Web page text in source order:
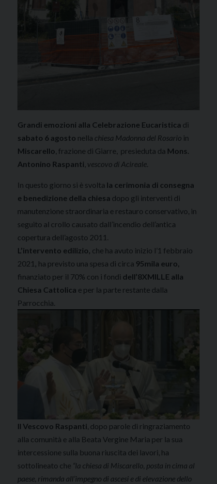
Grandi emozioni alla Celebrazione Eucaristica di
sabato 6 agosto nella chiesa Madonna del Rosario in
Miscarello , frazione di Giarre, presieduta da Mons.
Antonino Raspanti vescovo di Acireale
In questo giorno si è svolta la cerimonia di consegna
e benedizione della chiesa dopo gli interventi di
manutenzione straordinaria e restauro conservativo, in
seguito al crollo causato dall’incendio dell’antica
copertura dell’agosto 2011.
L’intervento edilizio, che ha avuto inizio l’1 febbraio
2021 ha previsto una spesa di circa 95mila euro,
finanziato per il 70% con i fondi dell’8XMILLE alla
Chiesa Cattolica e per la parte restante dalla
Parrocchia.
Il Vescovo Raspanti , dopo parole di ringraziamento
alla comunità e alla Beata Vergine Maria per la sua
intercessione sulla buona riuscita dei lavori, ha
sottolineato che “la chiesa di Miscarello, posta in cima al
paese, rimanda all’impegno di ascesi e di elevazione dello